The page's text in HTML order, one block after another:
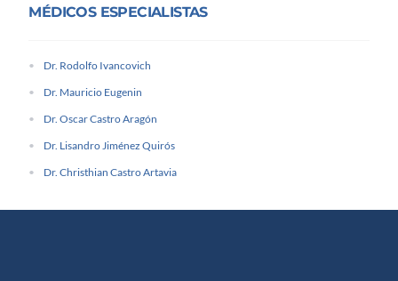
MÉDICOS ESPECIALISTAS
Dr. Rodolfo Ivancovich
Dr. Mauricio Eugenin
Dr. Oscar Castro Aragón
Dr. Lisandro Jiménez Quirós
Dr. Christhian Castro Artavia